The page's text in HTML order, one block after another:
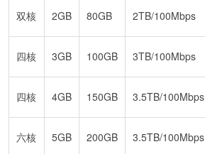
双核 2GB 80GB 2TB/100Mbps
四核 3GB 100GB 3TB/100Mbps
四核 4GB 150GB 3.5TB/100Mbps
六核 5GB 200GB 3.5TB/100Mbps